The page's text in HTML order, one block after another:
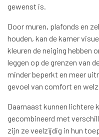
gewenst is.
Door muren, plafonds en
houden, kan de kamer
kleuren de neiging hebben
leggen op de grenzen van
minder beperkt en meer
gevoel van comfort en
Daarnaast kunnen lichtere
gecombineerd met
zijn ze veelzijdig in hun